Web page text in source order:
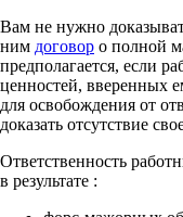
Вам не нужно
ним договор о полной
предполагается, если
ценностей, вверенных
для освобождения от
доказать отсутствие
Ответственность
в результате :